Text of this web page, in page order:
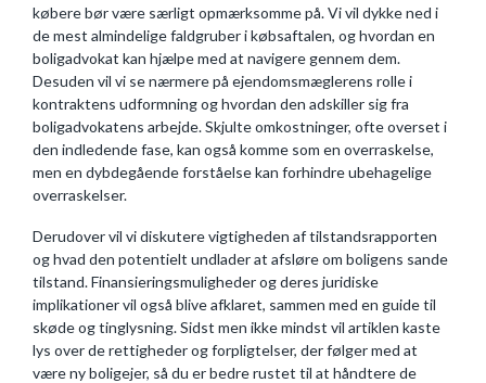
købere bør være særligt opmærksomme på. Vi vil dykke ned i
de mest almindelige faldgruber i købsaftalen, og hvordan en
boligadvokat kan hjælpe med at navigere gennem dem.
Desuden vil vi se nærmere på ejendomsmæglerens rolle i
kontraktens udformning og hvordan den adskiller sig fra
boligadvokatens arbejde. Skjulte omkostninger, ofte overset i
den indledende fase, kan også komme som en overraskelse,
men en dybdegående forståelse kan forhindre ubehagelige
overraskelser.
Derudover vil vi diskutere vigtigheden af tilstandsrapporten
og hvad den potentielt undlader at afsløre om boligens sande
tilstand. Finansieringsmuligheder og deres juridiske
implikationer vil også blive afklaret, sammen med en guide til
skøde og tinglysning. Sidst men ikke mindst vil artiklen kaste
lys over de rettigheder og forpligtelser, der følger med at
være ny boligejer, så du er bedre rustet til at håndtere de